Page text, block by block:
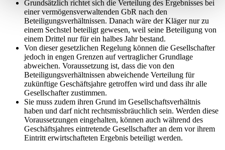
Grundsätzlich richtet sich die Verteilung des Ergebnisses bei
einer vermögensverwaltenden GbR nach den
Beteiligungsverhältnissen. Danach wäre der Kläger nur zu
einem Sechstel beteiligt gewesen, weil seine Beteiligung von
einem Drittel nur für ein halbes Jahr bestand.
Von dieser gesetzlichen Regelung können die Gesellschafter
jedoch in engen Grenzen auf vertraglicher Grundlage
abweichen. Voraussetzung ist, dass die von den
Beteiligungsverhältnissen abweichende Verteilung für
zukünftige Geschäftsjahre getroffen wird und dass ihr alle
Gesellschafter zustimmen.
Sie muss zudem ihren Grund im Gesellschaftsverhältnis
haben und darf nicht rechtsmissbräuchlich sein. Werden diese
Voraussetzungen eingehalten, können auch während des
Geschäftsjahres eintretende Gesellschafter an dem vor ihrem
Eintritt erwirtschafteten Ergebnis beteiligt werden.